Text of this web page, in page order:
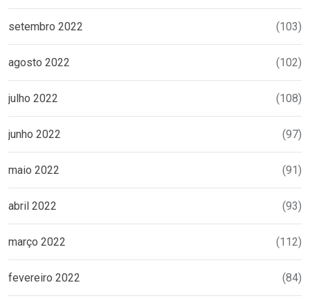
setembro 2022 (103)
agosto 2022 (102)
julho 2022 (108)
junho 2022 (97)
maio 2022 (91)
abril 2022 (93)
março 2022 (112)
fevereiro 2022 (84)